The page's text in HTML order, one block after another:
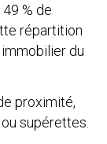
% de
répartition
du
proximité,
supérettes.